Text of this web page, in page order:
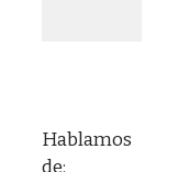
Hablamos
de: